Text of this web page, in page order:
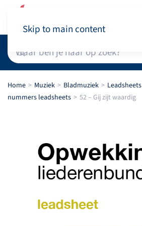
Skip to main content
Home Muziek Bladmuziek Leadsheets
nummers leadsheets
52 – Gij zijt waardig